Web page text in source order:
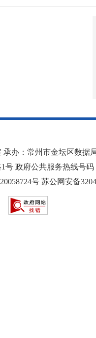
承办：常州市金坛区数据
号 政府公共服务热线号码
号 苏公网安备